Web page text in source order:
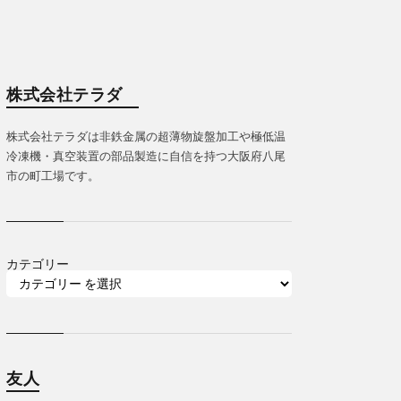
株式会社テラダ
株式会社テラダは非鉄金属の超薄物旋盤加工や極低温
冷凍機・真空装置の部品製造に自信を持つ大阪府八尾
市の町工場です。
カテゴリー
友人